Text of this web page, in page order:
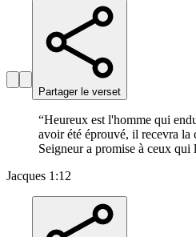
Partager le verset
“Heureux est l'homme qui
avoir été éprouvé, il recevra la
Seigneur a promise à ceux qui
Jacques 1:12